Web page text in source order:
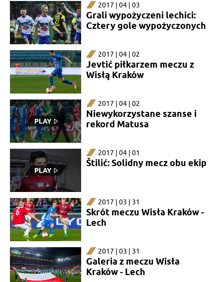
2017 | 04 | 03
Grali wypożyczeni lechici:
Cztery gole wypożyczonych
2017 | 04 | 02
Jevtić piłkarzem meczu z
Wisłą Kraków
2017 | 04 | 02
Niewykorzystane szanse i
rekord Matusa
2017 | 04 | 01
Štilić: Solidny mecz obu ekip
2017 | 03 | 31
Skrót meczu Wisła Kraków -
Lech
2017 | 03 | 31
Galeria z meczu Wisła
Kraków - Lech